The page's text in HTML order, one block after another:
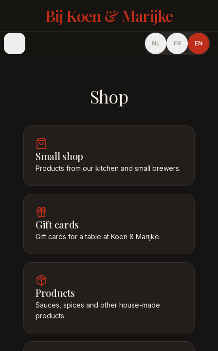
Bij Koen & Marijke
NL FR EN
Shop
Small shop
Products from our kitchen and small brewers.
Gift cards
Gift cards for a table at Koen & Marijke.
Products
Sauces, spices and other house-made
products.